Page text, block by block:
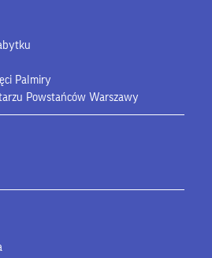
Palmiry
Powstańców Warszawy